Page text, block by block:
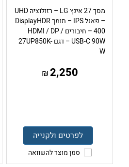
מסך 27 אינץ LG – רזולוציה UHD
– פאנל IPS – תומך DisplayHDR
400 – חיבורים HDMI / DP /
USB-C 90W – דגם 27UP850K-
W
2,250
₪
לפרטים ולקנייה
סמן מוצר להשוואה